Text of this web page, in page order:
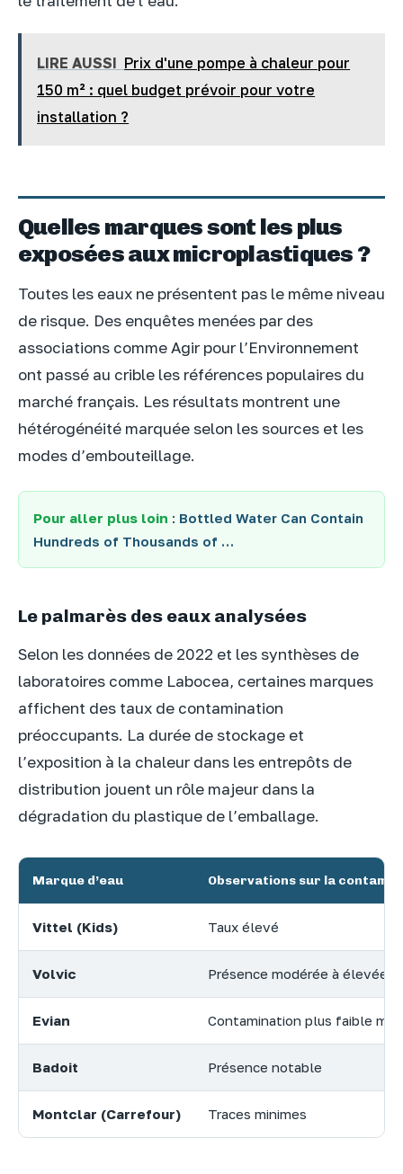
LIRE AUSSI Prix d'une pompe à chaleur pour
150 m² : quel budget prévoir pour votre
installation ?
Quelles marques sont les plus
exposées aux microplastiques ?
Toutes les eaux ne présentent pas le même niveau
de risque. Des enquêtes menées par des
associations comme Agir pour l’Environnement
ont passé au crible les références populaires du
marché français. Les résultats montrent une
hétérogénéité marquée selon les sources et les
modes d’embouteillage.
Pour aller plus loin : Bottled Water Can Contain
Hundreds of Thousands of …
Le palmarès des eaux analysées
Selon les données de 2022 et les synthèses de
laboratoires comme Labocea, certaines marques
affichent des taux de contamination
préoccupants. La durée de stockage et
l’exposition à la chaleur dans les entrepôts de
distribution jouent un rôle majeur dans la
dégradation du plastique de l’emballage.
Marque d’eau Observations sur la
Vittel (Kids) Taux élevé
Volvic Présence modérée à élevée
Evian Contamination plus faible
Badoit Présence notable
Montclar (Carrefour) Traces minimes